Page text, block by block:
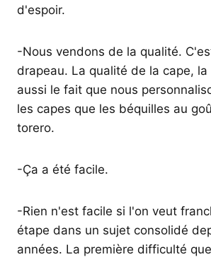
d'espoir.
-Nous vendons de la qualité.
drapeau. La qualité de la cape,
aussi le fait que nous
les capes que les béquilles au
torero.
-Ça a été facile.
-Rien n'est facile si l'on veut
étape dans un sujet consolidé
années. La première difficulté